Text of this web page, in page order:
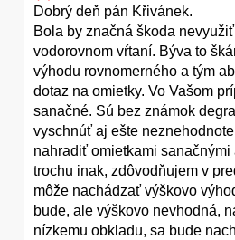
Dobrý deň pán Křivánek.
Bola by značná škoda
vodorovnom vŕtaní. Býva to
výhodu rovnomerného a tým
dotaz na omietky. Vo Vašom
sanačné. Sú bez známok
vyschnúť aj ešte
nahradiť omietkami sanačnými
trochu inak, zdôvodňujem v
môže nachádzať výškovo
bude, ale výškovo nevhodná,
nízkemu obkladu, sa bude